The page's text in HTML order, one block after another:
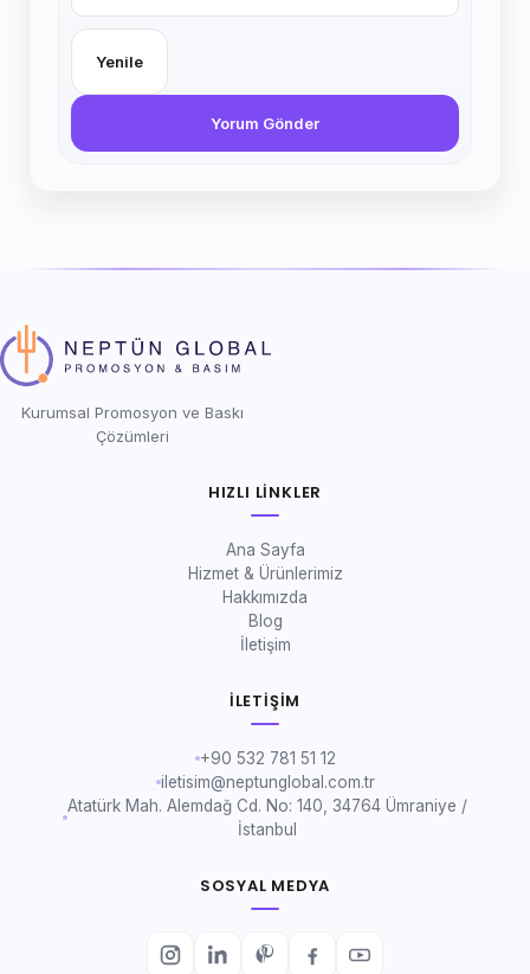
Yenile
Yorum Gönder
Kurumsal Promosyon ve Baskı
Çözümleri
HIZLI LINKLER
Ana Sayfa
Hizmet & Ürünlerimiz
Hakkımızda
Blog
İletişim
İLETIŞIM
+90 532 781 51 12
iletisim@neptunglobal.com.tr
Atatürk Mah. Alemdağ Cd. No: 140, 34764 Ümraniye /
İstanbul
SOSYAL MEDYA